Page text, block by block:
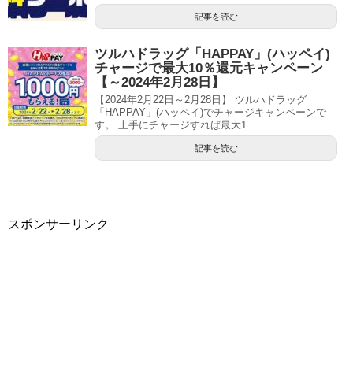
記事を読む
ツルハドラッグ「HAPPAY」(ハッペイ)
チャージで最大10％還元キャンペーン
【～2024年2月28日】
【2024年2月22日～2月28日】 ツルハドラッグ
「HAPPAY」(ハッペイ)でチャージキャンペーンで
す。 上手にチャージすれば最大1...
記事を読む
スポンサーリンク